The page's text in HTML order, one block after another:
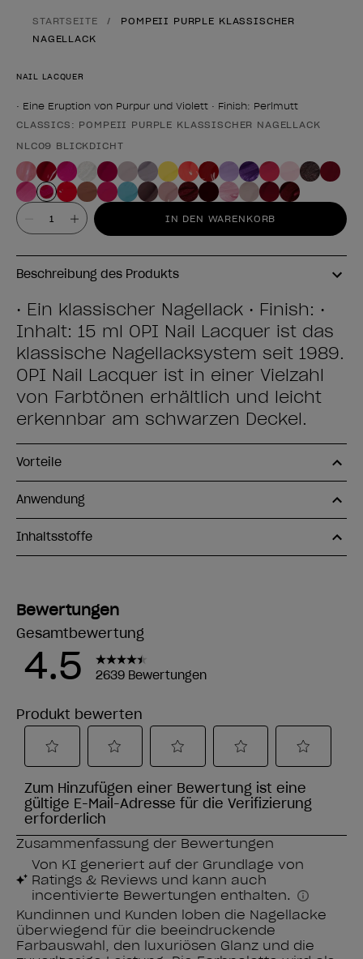
STARTSEITE
POMPEII PURPLE KLASSISCHER
NAGELLACK
NAIL LACQUER
• Eine Eruption von Purpur und Violett • Finish: Perlmutt
Form des Produkts
CLASSICS: POMPEII PURPLE KLASSISCHER NAGELLACK
NLC09 BLICKDICHT
Wert IN DEN WARENKORB
Beschreibung des Produkts
• Ein klassischer Nagellack • Finish: •
Inhalt: 15 ml OPI Nail Lacquer ist das
klassische Nagellacksystem seit 1989.
OPI Nail Lacquer ist in einer Vielzahl
von Farbtönen erhältlich und leicht
erkennbar am schwarzen Deckel.
Vorteile
Anwendung
Inhaltsstoffe